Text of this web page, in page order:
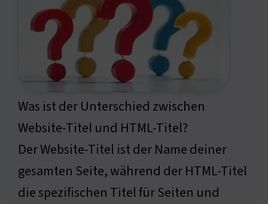
Was ist der Unterschied zwischen
Website-Titel und HTML-Titel?
Der Website-Titel ist der Name deiner
gesamten Seite, während der HTML-Titel
die spezifischen Titel für Seiten und